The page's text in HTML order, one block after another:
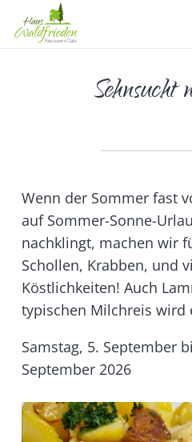
Wenn der Sommer fast
auf Sommer-Sonne-
nachklingt, machen wir
Schollen, Krabben, und
Köstlichkeiten! Auch
typischen Milchreis wird
Samstag, 5. September
September 2026